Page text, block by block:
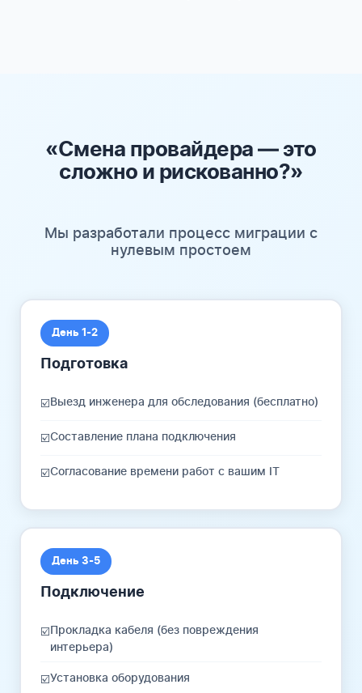
«Смена провайдера — это
сложно и рискованно?»
Мы разработали процесс миграции с
нулевым простоем
День 1-2
Подготовка
☑️Выезд инженера для обследования (бесплатно)
☑️Составление плана подключения
☑️Согласование времени работ с вашим IT
День 3-5
Подключение
☑️Прокладка кабеля (без повреждения
интерьера)
☑️Установка оборудования